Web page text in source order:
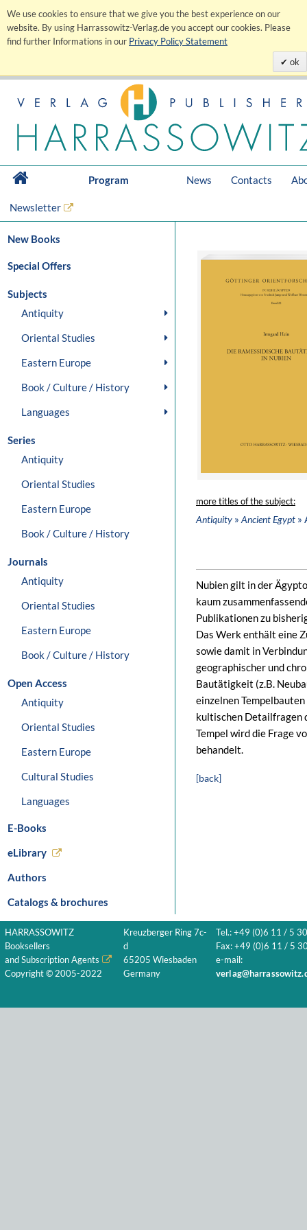
We use cookies to ensure that we give you the best experience on our
website. By using Harrassowitz-Verlag.de you accept our cookies. Please
find further Informations in our Privacy Policy Statement
ok
Program News Contacts
Newsletter
New Books
Special Offers
Subjects
Antiquity
Oriental Studies
Eastern Europe
Book / Culture / History
Languages
Series
Antiquity
Oriental Studies
Eastern Europe
Book / Culture / History
Journals
Antiquity
Oriental Studies
Eastern Europe
Book / Culture / History
Open Access
Antiquity
Oriental Studies
Eastern Europe
Cultural Studies
Languages
E-Books
eLibrary
Authors
Catalogs & brochures
more titles of the subject:
Antiquity » Ancient Egypt »
Nubien gilt in der
kaum
Publikationen zu
Das Werk enthält eine
sowie damit in
geographischer und
Bautätigkeit (z.B.
einzelnen
kultischen Detailfragen
Tempel wird die Frage
behandelt.
[back]
HARRASSOWITZ
Booksellers
and Subscription Agents
Copyright © 2005-2022
Kreuzberger Ring 7c-
d
65205 Wiesbaden
Germany
Tel.: +49 (0)6 11 / 5
Fax: +49 (0)6 11 / 5
e-mail: